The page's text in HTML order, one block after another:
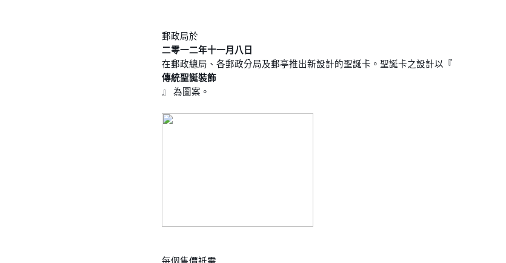
郵政局於
二零一二年十一月八日
在郵政總局、各郵政分局及郵亭推出新設計的聖誕卡。聖誕卡之設計以『
傳統聖誕裝飾
』 為圖案。